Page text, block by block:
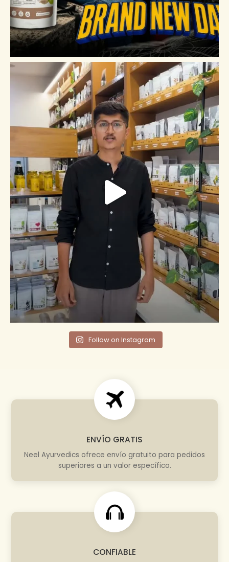
Follow on Instagram
ENVÍO GRATIS
Neel Ayurvedics ofrece envío gratuito para pedidos
superiores a un valor específico.
CONFIABLE